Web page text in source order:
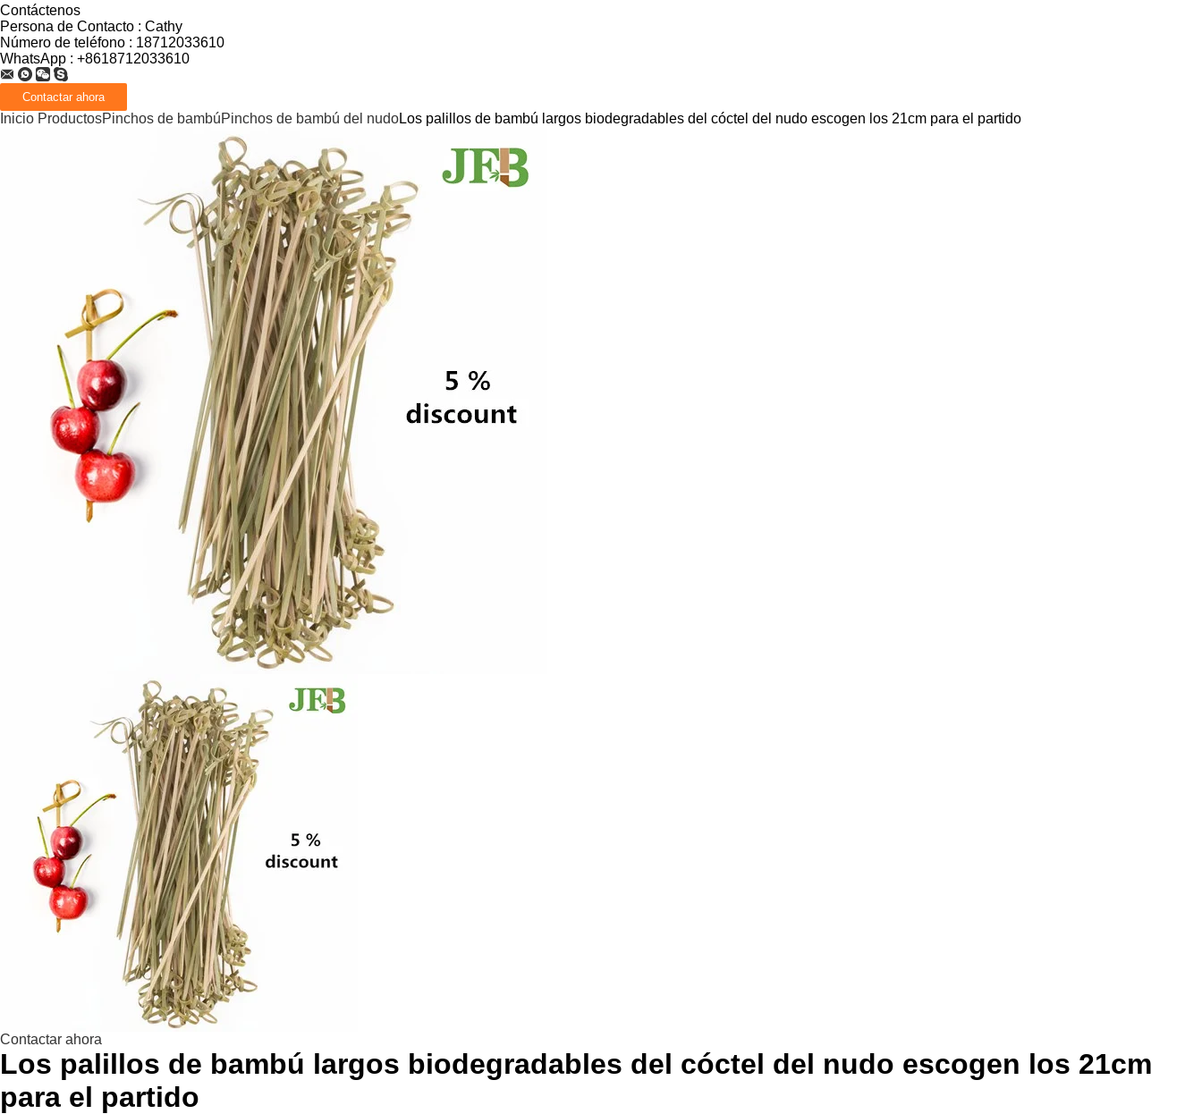
Contáctenos
Persona de Contacto : Cathy
Número de teléfono : 18712033610
WhatsApp : +8618712033610
Inicio ProductosPinchos de bambúPinchos de bambú del nudoLos palillos de bambú largos biodegradables del cóctel del nudo escogen los 21cm para el partido
Contactar ahora
Los palillos de bambú largos biodegradables del cóctel del nudo escogen los 21cm
para el partido